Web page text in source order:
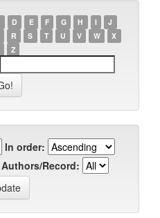
D E F G H I
J
R S T U V W
X
Z
In order:
Authors/Record: